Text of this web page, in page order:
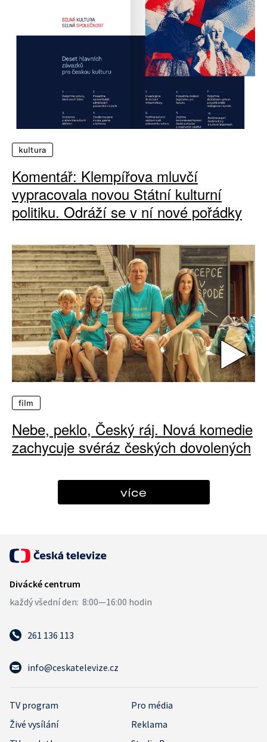
kultura
Komentář: Klempířova mluvčí
vypracovala novou Státní kulturní
politiku. Odráží se v ní nové pořádky
film
Nebe, peklo, Český ráj. Nová komedie
zachycuje svéráz českých dovolených
více
261 136 113
info@ceskatelevize.cz
TV program
Pro média
Živé vysílání
Reklama